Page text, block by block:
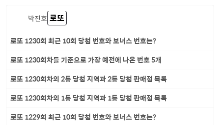
박진호 로또
로또 1230회 최근 10회 당첨 번호와 보너스 번호는?
로또 1230회차를 기준으로 가장 예전에 나온 번호 5개
로또 1230회차의 2등 당첨 지역과 2등 당첨 판매점 목록
로또 1230회차의 1등 당첨 지역과 1등 당첨 판매점 목록
로또 1229회 최근 10회 당첨 번호와 보너스 번호는?